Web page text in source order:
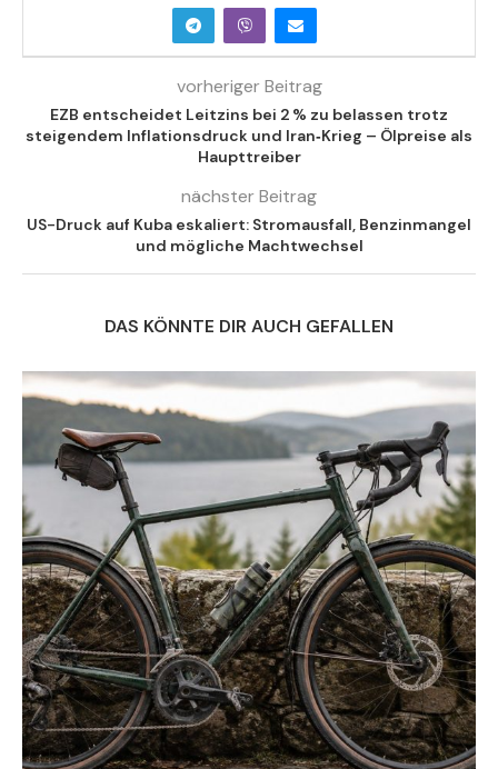
vorheriger Beitrag
EZB entscheidet Leitzins bei 2 % zu belassen trotz
steigendem Inflationsdruck und Iran‑Krieg – Ölpreise als
Haupttreiber
nächster Beitrag
US-Druck auf Kuba eskaliert: Stromausfall, Benzinmangel
und mögliche Machtwechsel
DAS KÖNNTE DIR AUCH GEFALLEN